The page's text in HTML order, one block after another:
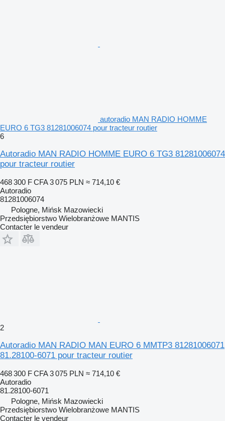
autoradio MAN RADIO HOMME
EURO 6 TG3 81281006074 pour tracteur routier
6
Autoradio MAN RADIO HOMME EURO 6 TG3 81281006074
pour tracteur routier
468 300 F CFA 3 075 PLN ≈ 714,10 €
Autoradio
81281006074
Pologne, Mińsk Mazowiecki
Przedsiębiorstwo Wielobranżowe MANTIS
Contacter le vendeur
2
Autoradio MAN RADIO MAN EURO 6 MMTP3 81281006071
81.28100-6071 pour tracteur routier
468 300 F CFA 3 075 PLN ≈ 714,10 €
Autoradio
81.28100-6071
Pologne, Mińsk Mazowiecki
Przedsiębiorstwo Wielobranżowe MANTIS
Contacter le vendeur